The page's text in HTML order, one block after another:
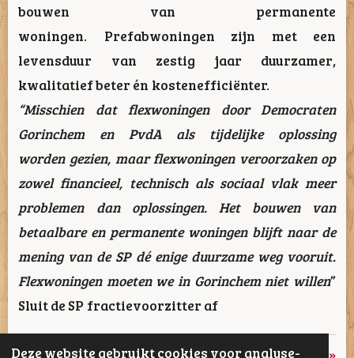
Deze website gebruikt cookies voor analyse-
bouwen van permanente
woningen. Prefabwoningen zijn met een
levensduur van zestig jaar duurzamer,
kwalitatief beter én kostenefficiënter.
“Misschien dat flexwoningen door Democraten
Gorinchem en PvdA als tijdelijke oplossing
worden gezien, maar flexwoningen veroorzaken op
zowel financieel, technisch als sociaal vlak meer
problemen dan oplossingen. Het bouwen van
betaalbare en permanente woningen blijft naar de
mening van de SP dé enige duurzame weg vooruit.
Flexwoningen moeten we in Gorinchem niet willen”
Sluit de SP fractievoorzitter af
«Vorige Volgende »